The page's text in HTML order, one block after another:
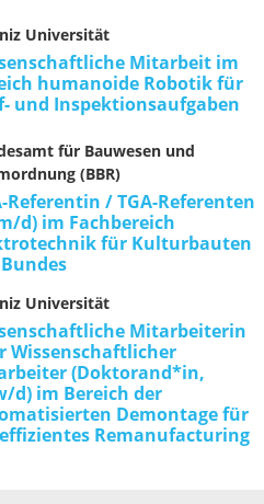
Universität
Mitarbeit im
humanoide Robotik für
und Inspektionsaufgaben
für Bauwesen und
(BBR)
Referentin / TGA-Referenten
d) im Fachbereich
für Kultur­bauten
Universität
Mitarbeiterin
Wissenschaftlicher
(Doktorand*in,
d) im Bereich der
Demontage für
Remanufacturing